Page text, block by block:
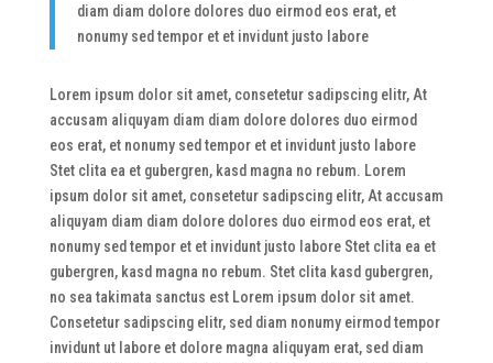
diam diam dolore dolores duo eirmod eos erat, et
nonumy sed tempor et et invidunt justo labore
Lorem ipsum dolor sit amet, consetetur sadipscing elitr, At
accusam aliquyam diam diam dolore dolores duo eirmod
eos erat, et nonumy sed tempor et et invidunt justo labore
Stet clita ea et gubergren, kasd magna no rebum. Lorem
ipsum dolor sit amet, consetetur sadipscing elitr, At accusam
aliquyam diam diam dolore dolores duo eirmod eos erat, et
nonumy sed tempor et et invidunt justo labore Stet clita ea et
gubergren, kasd magna no rebum. Stet clita kasd gubergren,
no sea takimata sanctus est Lorem ipsum dolor sit amet.
Consetetur sadipscing elitr, sed diam nonumy eirmod tempor
invidunt ut labore et dolore magna aliquyam erat, sed diam